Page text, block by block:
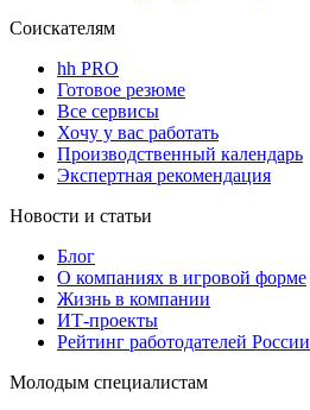
Соискателям
hh PRO
Готовое резюме
Все сервисы
Хочу у вас работать
Производственный календарь
Экспертная рекомендация
Новости и статьи
Блог
О компаниях в игровой форме
Жизнь в компании
ИТ-проекты
Рейтинг работодателей России
Молодым специалистам